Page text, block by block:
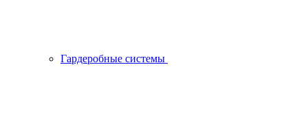
Гардеробные системы